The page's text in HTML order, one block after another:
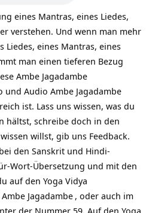
eines Mantras, eines Liedes,
verstehen. Und wenn man mehr
Liedes, eines Mantras, eines
man einen tieferen Bezug
Ambe Jagadambe
und Audio Ambe Jagadambe
ist. Lass uns wissen, was du
hältst, schreibe doch in den
willst, gib uns Feedback.
den Sanskrit und Hindi-
Wort-Übersetzung und mit den
auf den Yoga Vidya
Ambe Jagadambe , oder auch im
der Nummer 59. Auf den Yoga